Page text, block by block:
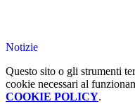
Notizie
Questo sito o gli strumenti
cookie necessari al
COOKIE POLICY.